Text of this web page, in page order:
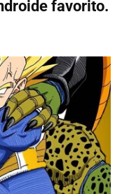
favorito.